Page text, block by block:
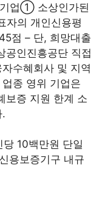
기업① 소상인가된
의 개인신용평
점 – 단, 희망대출
공인진흥공단 직접
수혜회사 및 지역
종 영위 기업은
보증 지원 한계 소
.
10백만원 단일
용보증기구 내규